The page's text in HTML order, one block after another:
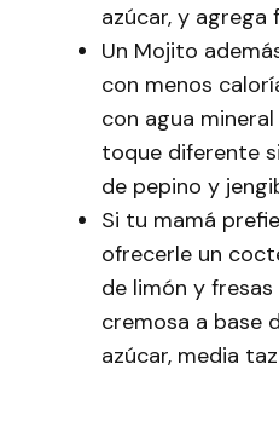
azúcar, y
Un Mojito
con menos
con agua
toque diferente
de pepino y
Si tu mamá
ofrecerle un
de limón y fresas
cremosa a base
azúcar, media